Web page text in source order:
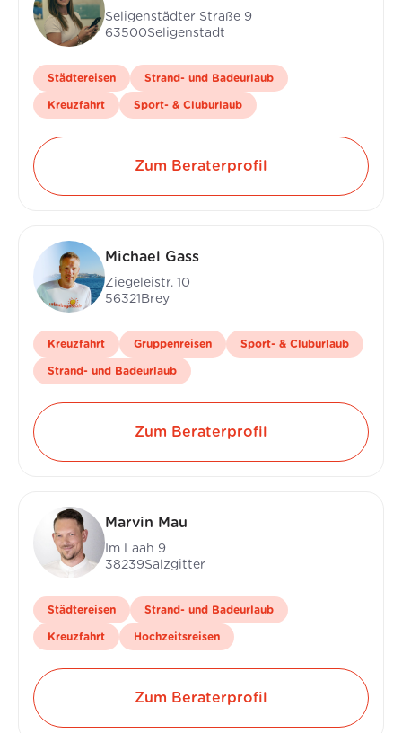
Seligenstädter Straße 9
63500Seligenstadt
Städtereisen Strand- und Badeurlaub
Kreuzfahrt Sport- & Cluburlaub
Zum Beraterprofil
Michael Gass
Ziegeleistr. 10
56321 Brey
Kreuzfahrt Gruppenreisen Sport- & Cluburlaub
Strand- und Badeurlaub
Zum Beraterprofil
Marvin Mau
Im Laah 9
38239Salzgitter
Städtereisen Strand- und Badeurlaub
Kreuzfahrt Hochzeitsreisen
Zum Beraterprofil